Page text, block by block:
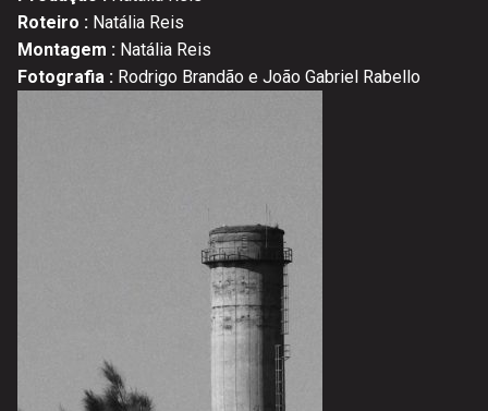
Roteiro : Natália Reis
Montagem : Natália Reis
Fotografia : Rodrigo Brandão e João Gabriel Rabello